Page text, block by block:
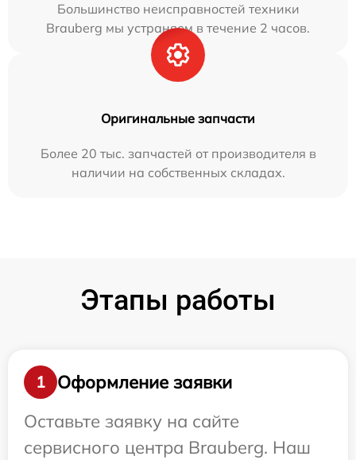
Большинство неисправностей техники
Brauberg мы устраняем в течение 2 часов.
Оригинальные запчасти
Более 20 тыс. запчастей от производителя в
наличии на собственных складах.
Этапы работы
1
Оформление заявки
Оставьте заявку на сайте
сервисного центра Brauberg. Наш